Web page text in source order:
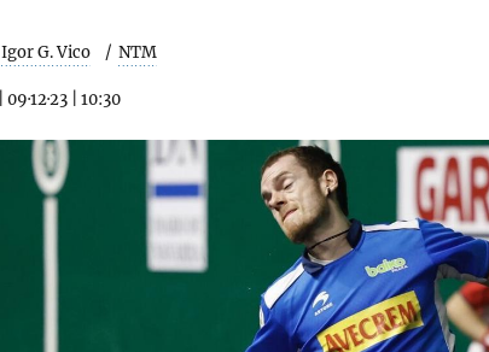
Igor G. Vico NTM
09·12·23 10:30